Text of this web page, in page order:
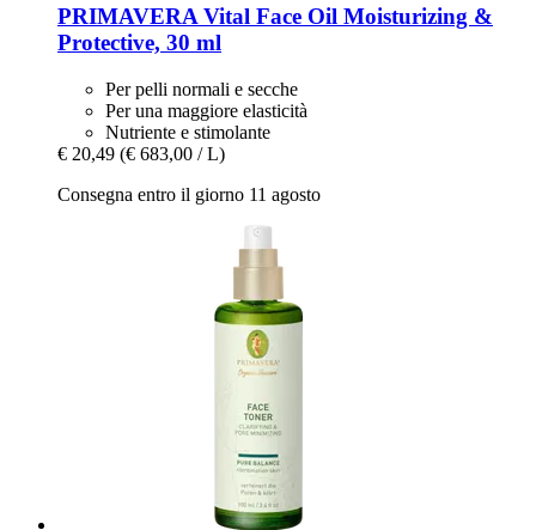
PRIMAVERA Vital Face Oil Moisturizing &
Protective, 30 ml
Per pelli normali e secche
Per una maggiore elasticità
Nutriente e stimolante
€ 20,49 (€ 683,00 / L)
Consegna entro il giorno 11 agosto